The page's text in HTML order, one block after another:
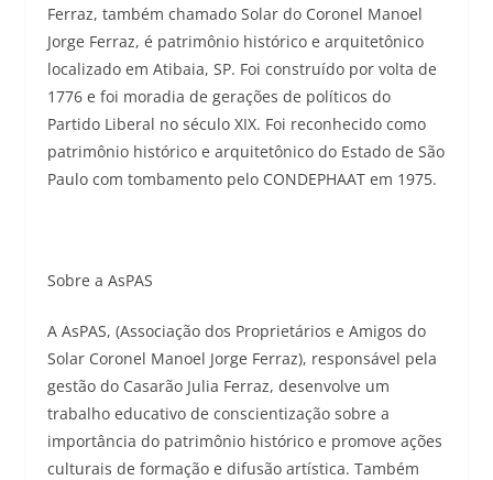
Ferraz, também chamado Solar do Coronel Manoel
Jorge Ferraz, é patrimônio histórico e arquitetônico
localizado em Atibaia, SP. Foi construído por volta de
1776 e foi moradia de gerações de políticos do
Partido Liberal no século XIX. Foi reconhecido como
patrimônio histórico e arquitetônico do Estado de São
Paulo com tombamento pelo CONDEPHAAT em 1975.
Sobre a AsPAS
A AsPAS, (Associação dos Proprietários e Amigos do
Solar Coronel Manoel Jorge Ferraz), responsável pela
gestão do Casarão Julia Ferraz, desenvolve um
trabalho educativo de conscientização sobre a
importância do patrimônio histórico e promove ações
culturais de formação e difusão artística. Também